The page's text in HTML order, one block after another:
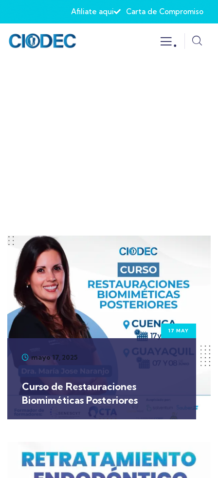
Afiliate aqui Carta de Compromiso
.
17 MAY
mayo 17, 2025
Curso de Restauraciones
Biomiméticas Posteriores